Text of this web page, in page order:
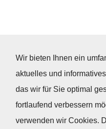
Wir bieten Ihnen ein
aktuelles und
das wir für Sie optimal
fortlaufend verbessern
verwenden wir Cookies.